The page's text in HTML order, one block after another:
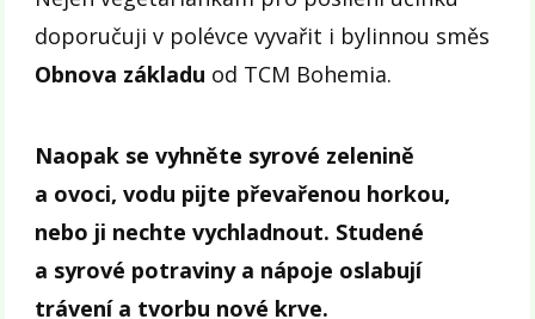
doporučuji v polévce vyvařit i bylinnou směs
Obnova základu od TCM Bohemia.
Naopak se vyhněte syrové zelenině
a ovoci, vodu pijte převařenou horkou,
nebo ji nechte vychladnout. Studené
a syrové potraviny a nápoje oslabují
trávení a tvorbu nové krve.